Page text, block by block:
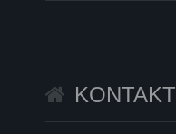
KONTAKT